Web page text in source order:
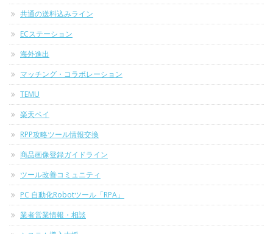
共通の送料込みライン
ECステーション
海外進出
マッチング・コラボレーション
TEMU
楽天ペイ
RPP攻略ツール情報交換
商品画像登録ガイドライン
ツール改善コミュニティ
PC 自動化Robotツール「RPA」
業者営業情報・相談